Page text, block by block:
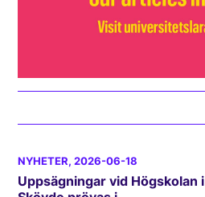
NYHETER, 2026-06-18
Uppsägningar vid Högskolan i